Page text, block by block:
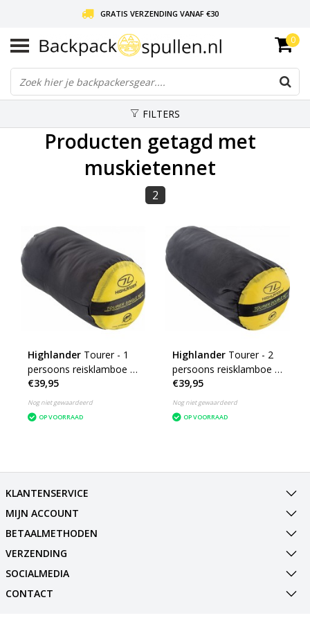
GRATIS VERZENDING VANAF €30
LIEFDE VOOR BACKPACKEN!
30 DAGEN GRATIS RETOUR
0
FILTERS
Producten getagd met
muskietennet
2
Highlander Tourer - 1
persoons reisklamboe -
geïmpregneerd
muskietennet - wit
€39,95
Nog niet gewaardeerd
OP VOORRAAD
Highlander Tourer - 2
persoons reisklamboe -
geïmpregneerd
muskietennet - wit
€39,95
Nog niet gewaardeerd
OP VOORRAAD
KLANTENSERVICE
MIJN ACCOUNT
BETAALMETHODEN
VERZENDING
SOCIALMEDIA
CONTACT